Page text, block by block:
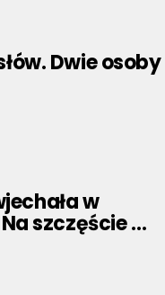
Dwie osoby
w
szczęście …